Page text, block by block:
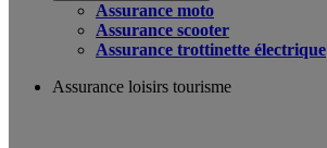
Assurance moto
Assurance scooter
Assurance trottinette électrique
Assurance loisirs tourisme